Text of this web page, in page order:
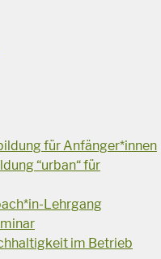
für Anfänger*innen
“urban“ für
Lehrgang
im Betrieb